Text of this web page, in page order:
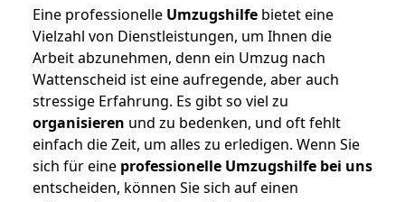
Eine professionelle Umzugshilfe bietet eine
Vielzahl von Dienstleistungen, um Ihnen die
Arbeit abzunehmen, denn ein Umzug nach
Wattenscheid ist eine aufregende, aber auch
stressige Erfahrung. Es gibt so viel zu
organisieren und zu bedenken, und oft fehlt
einfach die Zeit, um alles zu erledigen. Wenn Sie
sich für eine professionelle Umzugshilfe bei uns
entscheiden, können Sie sich auf einen